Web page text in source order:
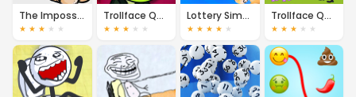
The Impossible Quiz 2
★ ★ ★ ★ ★
Trollface Quest: Horror
★ ★ ★ ★ ★
Lottery Simulator
★ ★ ★ ★ ★
Trollface Quest TV Shows
★ ★ ★ ★ ★